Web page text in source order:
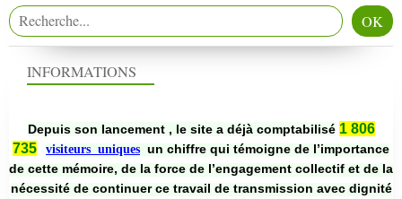
INFORMATIONS
Depuis son lancement , le site a déjà comptabilisé 1 806
735
visiteurs uniques un chiffre qui témoigne de l’importance
de cette mémoire, de la force de l’engagement collectif et de la
nécessité de continuer ce travail de transmission avec dignité